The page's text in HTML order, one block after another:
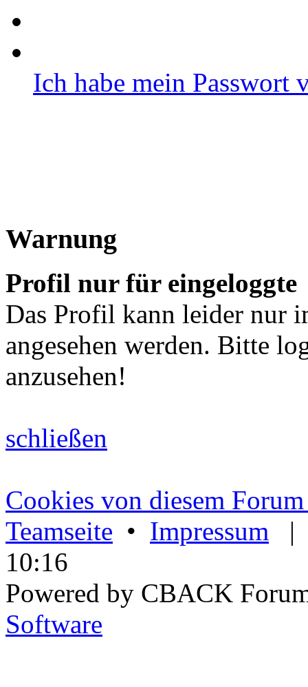
Ich habe mein Passwort
Warnung
Profil nur für eingeloggte
Das Profil kann leider nur
angesehen werden. Bitte
anzusehen!
schließen
Cookies von diesem
Teamseite • Impressum |
10:16
Powered by CBACK
Software